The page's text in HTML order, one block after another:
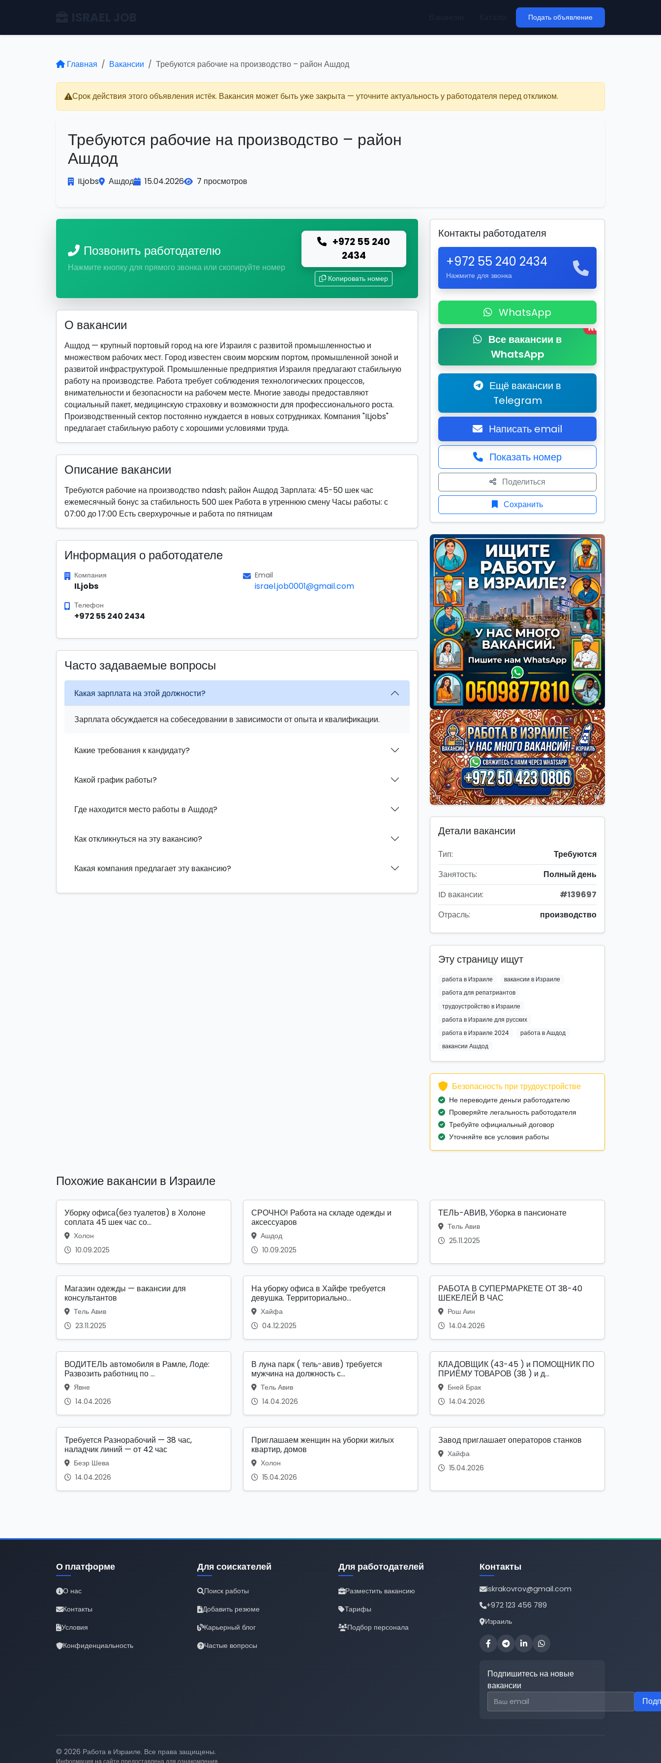
Подать объявление
Главная Вакансии Требуются рабочие на производство – район Ашдод
Срок действия этого объявления истёк. Вакансия может быть уже закрыта — уточните актуальность у работодателя перед откликом.
Требуются рабочие на производство – район
Ашдод
ILjobs Ашдод 15.04.2026 7 просмотров
Позвонить работодателю
Нажмите кнопку для прямого звонка или скопируйте номер
+972 55 240
2434
Копировать номер
О вакансии
Ашдод — крупный портовый город на юге Израиля с развитой промышленностью и
множеством рабочих мест. Город известен своим морским портом, промышленной зоной и
развитой инфраструктурой. Промышленные предприятия Израиля предлагают стабильную
работу на производстве. Работа требует соблюдения технологических процессов,
внимательности и безопасности на рабочем месте. Многие заводы предоставляют
социальный пакет, медицинскую страховку и возможности для профессионального роста.
Производственный сектор постоянно нуждается в новых сотрудниках. Компания "ILjobs"
предлагает стабильную работу с хорошими условиями труда.
Описание вакансии
Требуются рабочие на производство ndash; район Ашдод Зарплата: 45-50 шек час
ежемесячный бонус за стабильность 500 шек Работа в утреннюю смену Часы работы: с
07:00 до 17:00 Есть сверхурочные и работа по пятницам
Информация о работодателе
Компания
ILjobs
Email
israel.job0001@gmail.com
Телефон
+972 55 240 2434
Часто задаваемые вопросы
Какая зарплата на этой должности?
Зарплата обсуждается на собеседовании в зависимости от опыта и квалификации.
Какие требования к кандидату?
Какой график работы?
Где находится место работы в Ашдод?
Как откликнуться на эту вакансию?
Какая компания предлагает эту вакансию?
Контакты работодателя
+972 55 240 2434
Нажмите для звонка
WhatsApp
Все вакансии в
WhatsApp
New
Ещё вакансии в
Telegram
Написать email
Показать номер
Поделиться
Сохранить
Детали вакансии
Тип:
Требуются
Занятость:
Полный день
ID вакансии:
#139697
Отрасль:
производство
Эту страницу ищут
работа в Израиле
вакансии в Израиле
работа для репатриантов
трудоустройство в Израиле
работа в Израиле для русских
работа в Израиле 2024
работа в Ашдод
вакансии Ашдод
Безопасность при трудоустройстве
Не переводите деньги работодателю
Проверяйте легальность работодателя
Требуйте официальный договор
Уточняйте все условия работы
Похожие вакансии в Израиле
Уборку офиса(без туалетов) в Холоне
соплата 45 шек час со...
Холон
10.09.2025
СРОЧНО! Работа на складе одежды и
аксессуаров
Ашдод
10.09.2025
ТЕЛЬ-АВИВ, Уборка в пансионате
Тель Авив
25.11.2025
Магазин одежды — вакансии для
консультантов
Тель Авив
23.11.2025
На уборку офиса в Хайфе требуется
девушка. Территориально...
Хайфа
04.12.2025
РАБОТА В СУПЕРМАРКЕТЕ ОТ 38-40
ШЕКЕЛЕЙ В ЧАС
Рош Аин
14.04.2026
ВОДИТЕЛЬ автомобиля в Рамле, Лоде:
Развозить работниц по ...
Явне
14.04.2026
В луна парк ( тель-авив) требуется
мужчина на должность с...
Тель Авив
14.04.2026
КЛАДОВЩИК (43-45 ) и ПОМОЩНИК ПО
ПРИЁМУ ТОВАРОВ (38 ) и д...
Бней Брак
14.04.2026
Требуется Разнорабочий — 38 час,
наладчик линий — от 42 час
Беэр Шева
14.04.2026
Приглашаем женщин на уборки жилых
квартир, домов
Холон
15.04.2026
Завод приглашает операторов станков
Хайфа
15.04.2026
О платформе
О нас
Контакты
Условия
Конфиденциальность
Для соискателей
Поиск работы
Добавить резюме
Карьерный блог
Частые вопросы
Для работодателей
Разместить вакансию
Тарифы
Подбор персонала
Контакты
iskrakovrov@gmail.com
+972 123 456 789
Израиль
Подпишитесь на новые
вакансии
Email для подписки
© 2026 Работа в Израиле. Все права защищены.